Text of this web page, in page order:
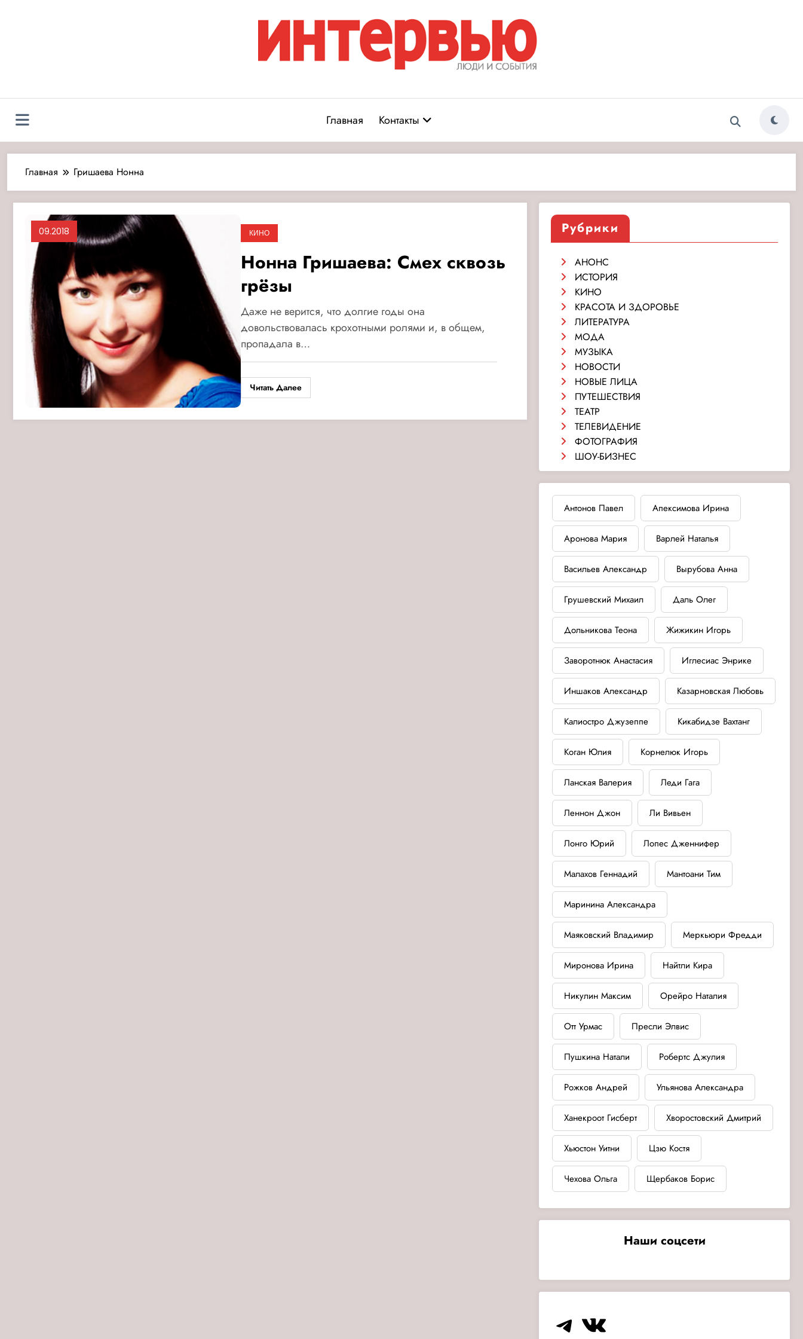
Журнал «Интервью: Люди и события»
Главная
Контакты
Главная Гришаева Нонна
09.2018 КИНО
Нонна Гришаева: Смех сквозь
грёзы
Даже не верится, что долгие годы она
довольствовалась крохотными ролями и, в общем,
пропадала в…
Читать Далее
Рубрики
АНОНС
ИСТОРИЯ
КИНО
КРАСОТА И ЗДОРОВЬЕ
ЛИТЕРАТУРА
МОДА
МУЗЫКА
НОВОСТИ
НОВЫЕ ЛИЦА
ПУТЕШЕСТВИЯ
ТЕАТР
ТЕЛЕВИДЕНИЕ
ФОТОГРАФИЯ
ШОУ-БИЗНЕС
Антонов Павел Апексимова Ирина
Аронова Мария Варлей Наталья
Васильев Александр Вырубова Анна
Грушевский Михаил Даль Олег
Дольникова Теона Жижикин Игорь
Заворотнюк Анастасия Иглесиас Энрике
Иншаков Александр Казарновская Любовь
Калиостро Джузеппе Кикабидзе Вахтанг
Коган Юлия Корнелюк Игорь
Ланская Валерия Леди Гага
Леннон Джон Ли Вивьен
Лонго Юрий Лопес Дженнифер
Малахов Геннадий Мантоани Тим
Маринина Александра
Маяковский Владимир Меркьюри Фредди
Миронова Ирина Найтли Кира
Никулин Максим Орейро Наталия
Отт Урмас Пресли Элвис
Пушкина Натали Робертс Джулия
Рожков Андрей Ульянова Александра
Ханекроот Гисберт Хворостовский Дмитрий
Хьюстон Уитни Цзю Костя
Чехова Ольга Щербаков Борис
Наши соцсети
Telegram
VK